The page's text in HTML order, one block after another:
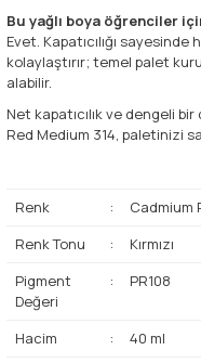
Bu yağlı boya öğrenciler
Evet. Kapatıcılığı
kolaylaştırır; temel palet
alabilir.
Net kapatıcılık ve dengeli bir
Red Medium 314, paletinizi
Renk :
Cadmium
Renk Tonu
:
Kırmızı
Pigment
Değeri
: PR108
Hacim :
40 ml